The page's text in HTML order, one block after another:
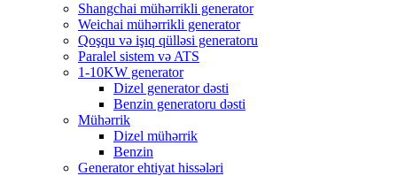
Shangchai mühərrikli generator
Weichai mühərrikli generator
Qoşqu və işıq qülləsi generatoru
Paralel sistem və ATS
1-10KW generator
Dizel generator dəsti
Benzin generatoru dəsti
Mühərrik
Dizel mühərrik
Benzin
Generator ehtiyat hissələri